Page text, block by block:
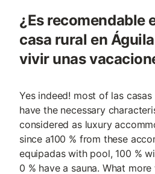
¿Es recomendable
casa rural en
vivir unas
Yes indeed! most of las
have the necessary
considered as luxury
since a100 % from these
equipadas with pool, 100 %
0 % have a sauna. What